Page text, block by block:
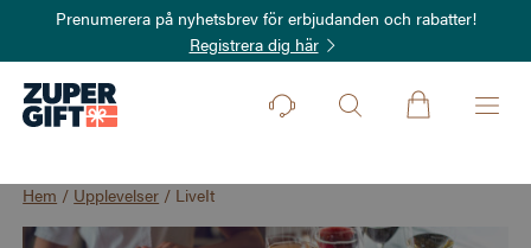
Prenumerera på nyhetsbrev för erbjudanden och rabatter!
Registrera dig här
Hem / Upplevelser / LiveIt